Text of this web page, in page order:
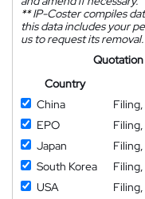
**IP-Coster compiles
this data includes your
us to request its removal.
Quotation
Country
China
EPO
Japan
South Korea
USA